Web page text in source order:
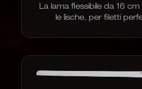
La lama flessibile da 16
le lische, per filetti